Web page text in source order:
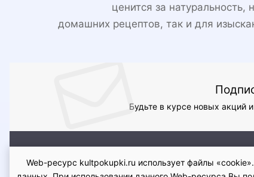
ценится за
домашних рецептов, так и для
Будьте в курсе новых акций
О магазине Доставка и оплата Условия
Web-ресурс kultpokupki.ru использует файлы